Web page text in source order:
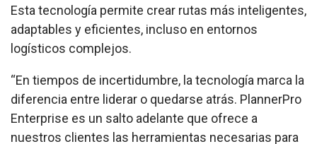
Esta tecnología permite crear rutas más inteligentes,
adaptables y eficientes, incluso en entornos
logísticos complejos.
“En tiempos de incertidumbre, la tecnología marca la
diferencia entre liderar o quedarse atrás. PlannerPro
Enterprise es un salto adelante que ofrece a
nuestros clientes las herramientas necesarias para